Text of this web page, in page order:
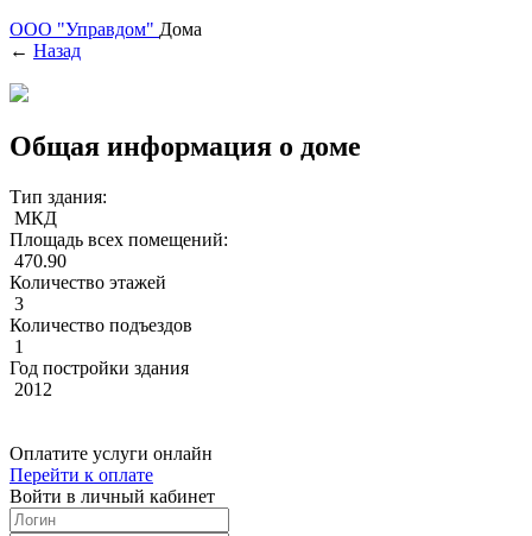
ООО "Управдом" Дома
← Назад
Общая информация о доме
Тип здания:
МКД
Площадь всех помещений:
470.90
Количество этажей
3
Количество подъездов
1
Год постройки здания
2012
Оплатите услуги онлайн
Перейти к оплате
Войти в личный кабинет